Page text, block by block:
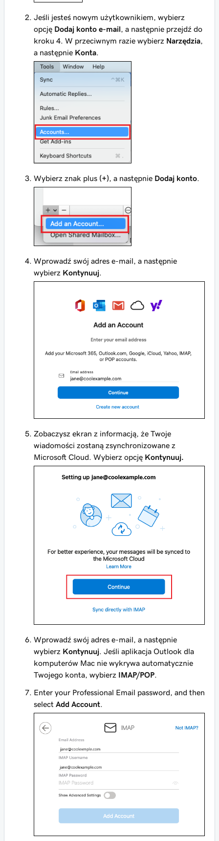
Jeśli jesteś nowym użytkownikiem, wybierz
opcję Dodaj konto e-mail, a następnie przejdź do
kroku 4. W przeciwnym razie wybierz Narzędzia,
a następnie Konta.
Wybierz znak plus (+) , a następnie Dodaj konto
Wprowadź swój adres e-mail, a następnie
wybierz Kontynuuj
Zobaczysz ekran z informacją, że Twoje
wiadomości zostaną zsynchronizowane z
Microsoft Cloud. Wybierz opcję Kontynuuj.
Wprowadź swój adres e-mail, a następnie
wybierz Kontynuuj . Jeśli aplikacja Outlook dla
komputerów Mac nie wykrywa automatycznie
Twojego konta, wybierz IMAP/POP
Enter your Professional Email password, and then
select Add Account